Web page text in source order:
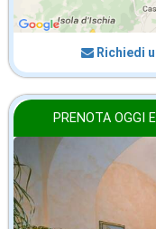
Richiedi
PRENOTA OGGI
in offerta da
€ ,00